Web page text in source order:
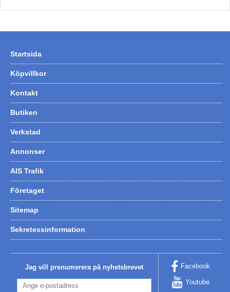
Startsida
Köpvillkor
Kontakt
Butiken
Verkstad
Annonser
AIS Trafik
Företaget
Sitemap
Sekretessinformation
Jag vill prenumerera på nyhetsbrevet Facebook
Youtube